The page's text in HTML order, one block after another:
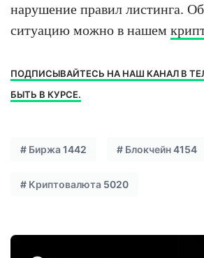
нарушение правил листинга.
ситуацию можно в нашем
ПОДПИСЫВАЙТЕСЬ НА НАШ КАНАЛ В
БЫТЬ В КУРСЕ.
# Биржа 1442 # Блокчейн4154
# Криптовалюта 5020